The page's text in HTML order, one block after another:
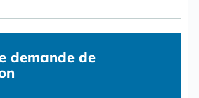
demande de